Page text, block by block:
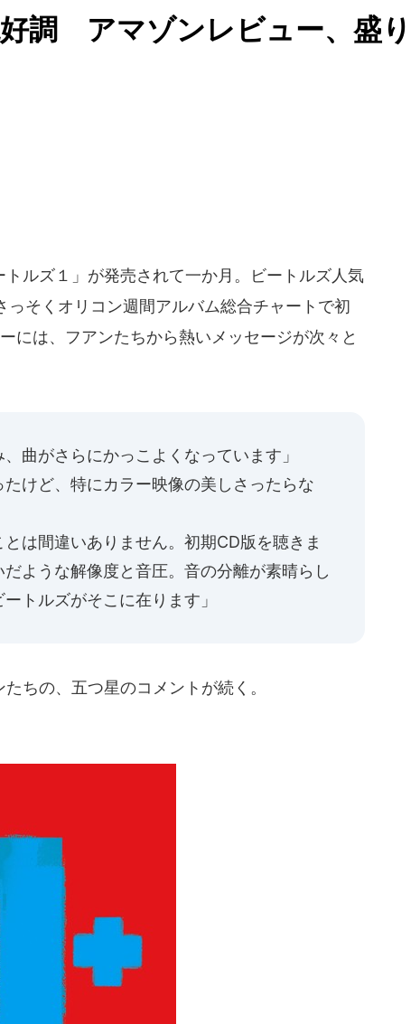
調 アマゾンレビュー、盛り
ルズ１」が発売されて一か月。ビートルズ人気
そくオリコン週間アルバム総合チャートで初
には、フアンたちから熱いメッセージが次々と
曲がさらにかっこよくなっています」
けど、特にカラー映像の美しさったらな
は間違いありません。初期CD版を聴きま
ような解像度と音圧。音の分離が素晴らし
トルズがそこに在ります」
ちの、五つ星のコメントが続く。